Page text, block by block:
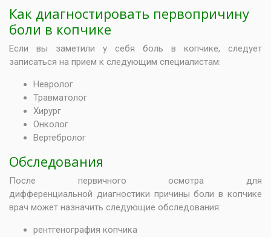
Как диагностировать первопричину
боли в копчике
Если вы заметили у себя боль в копчике, следует
записаться на прием к следующим специалистам:
Невролог
Травматолог
Хирург
Онколог
Вертебролог
Обследования
После первичного осмотра для
дифференциальной диагностики причины боли в копчике
врач может назначить следующие обследования:
рентгенография копчика